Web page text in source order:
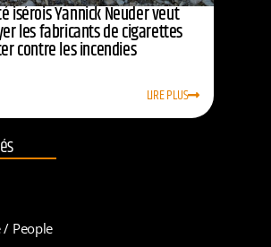
isérois Yannick Neuder veut
les fabricants de cigarettes
contre les incendies
LIRE PLUS
/ People